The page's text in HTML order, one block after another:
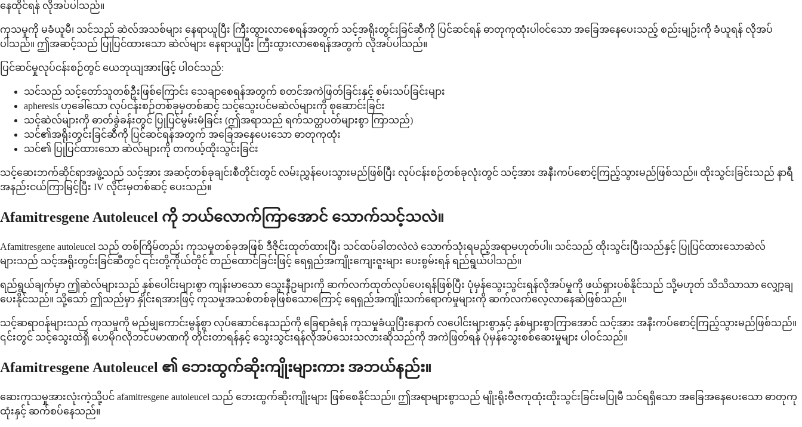
နေထိုင်ရန် လိုအပ်ပါသည်။
ကုသမှုကို မခံယူမီ၊ သင်သည် ဆဲလ်အသစ်များ နေရာယူပြီး ကြီးထွားလာစေရန်အတွက် သင့်အရိုးတွင်းခြင်ဆီကို ပြင်ဆင်ရန် ဓာတုကုထုံးပါ၀င်သော အခြေအနေပေးသည့် စည်းမျဉ်းကို ခံယူရန် လိုအပ်
ပါသည်။ ဤအဆင့်သည် ပြုပြင်ထားသော ဆဲလ်များ နေရာယူပြီး ကြီးထွားလာစေရန်အတွက် လိုအပ်ပါသည်။
ပြင်ဆင်မှုလုပ်ငန်းစဉ်တွင် ယေဘုယျအားဖြင့် ပါဝင်သည်:
သင်သည် သင့်တော်သူတစ်ဦးဖြစ်ကြောင်း သေချာစေရန်အတွက် စတင်အကဲဖြတ်ခြင်းနှင့် စမ်းသပ်ခြင်းများ
apheresis ဟုခေါ်သော လုပ်ငန်းစဉ်တစ်ခုမှတစ်ဆင့် သင့်သွေးပင်မဆဲလ်များကို စုဆောင်းခြင်း
သင့်ဆဲလ်များကို ဓာတ်ခွဲခန်းတွင် ပြုပြင်မွမ်းမံခြင်း (ဤအရာသည် ရက်သတ္တပတ်များစွာ ကြာသည်)
သင်၏အရိုးတွင်းခြင်ဆီကို ပြင်ဆင်ရန်အတွက် အခြေအနေပေးသော ဓာတုကုထုံး
သင်၏ ပြုပြင်ထားသော ဆဲလ်များကို တကယ့်ထိုးသွင်းခြင်း
သင့်ဆေးဘက်ဆိုင်ရာအဖွဲ့သည် သင့်အား အဆင့်တစ်ခုချင်းစီတိုင်းတွင် လမ်းညွှန်ပေးသွားမည်ဖြစ်ပြီး လုပ်ငန်းစဉ်တစ်ခုလုံးတွင် သင့်အား အနီးကပ်စောင့်ကြည့်သွားမည်ဖြစ်သည်။ ထိုးသွင်းခြင်းသည် နာရီ
အနည်းငယ်ကြာမြင့်ပြီး IV လိုင်းမှတစ်ဆင့် ပေးသည်။
Afamitresgene Autoleucel ကို ဘယ်လောက်ကြာအောင် သောက်သင့်သလဲ။
Afamitresgene autoleucel သည် တစ်ကြိမ်တည်း ကုသမှုတစ်ခုအဖြစ် ဒီဇိုင်းထုတ်ထားပြီး သင်ထပ်ခါတလဲလဲ သောက်သုံးရမည့်အရာမဟုတ်ပါ။ သင်သည် ထိုးသွင်းပြီးသည်နှင့် ပြုပြင်ထားသောဆဲလ်
များသည် သင့်အရိုးတွင်းခြင်ဆီတွင် ၎င်းတို့ကိုယ်တိုင် တည်ထောင်ခြင်းဖြင့် ရေရှည်အကျိုးကျေးဇူးများ ပေးစွမ်းရန် ရည်ရွယ်ပါသည်။
ရည်ရွယ်ချက်မှာ ဤဆဲလ်များသည် နှစ်ပေါင်းများစွာ ကျန်းမာသော သွေးနီဥများကို ဆက်လက်ထုတ်လုပ်ပေးရန်ဖြစ်ပြီး ပုံမှန်သွေးသွင်းရန်လိုအပ်မှုကို ဖယ်ရှားပစ်နိုင်သည် သို့မဟုတ် သိသိသာသာ လျှော့ချ
ပေးနိုင်သည်။ သို့သော် ဤသည်မှာ နှိုင်းရအားဖြင့် ကုသမှုအသစ်တစ်ခုဖြစ်သောကြောင့် ရေရှည်အကျိုးသက်ရောက်မှုများကို ဆက်လက်လေ့လာနေဆဲဖြစ်သည်။
သင့်ဆရာဝန်များသည် ကုသမှုကို မည်မျှကောင်းမွန်စွာ လုပ်ဆောင်နေသည်ကို ခြေရာခံရန် ကုသမှုခံယူပြီးနောက် လပေါင်းများစွာနှင့် နှစ်များစွာကြာအောင် သင့်အား အနီးကပ်စောင့်ကြည့်သွားမည်ဖြစ်သည်။
၎င်းတွင် သင့်သွေးထဲရှိ ဟေမိုဂလိုဘင်ပမာဏကို တိုင်းတာရန်နှင့် သွေးသွင်းရန်လိုအပ်သေးသလားဆိုသည်ကို အကဲဖြတ်ရန် ပုံမှန်သွေးစစ်ဆေးမှုများ ပါဝင်သည်။
Afamitresgene Autoleucel ၏ ဘေးထွက်ဆိုးကျိုးများကား အဘယ်နည်း။
ဆေးကုသမှုအားလုံးကဲ့သို့ပင် afamitresgene autoleucel သည် ဘေးထွက်ဆိုးကျိုးများ ဖြစ်စေနိုင်သည်။ ဤအရာများစွာသည် မျိုးရိုးဗီဇကုထုံးထိုးသွင်းခြင်းမပြုမီ သင်ရရှိသော အခြေအနေပေးသော ဓာတုကု
ထုံးနှင့် ဆက်စပ်နေသည်။